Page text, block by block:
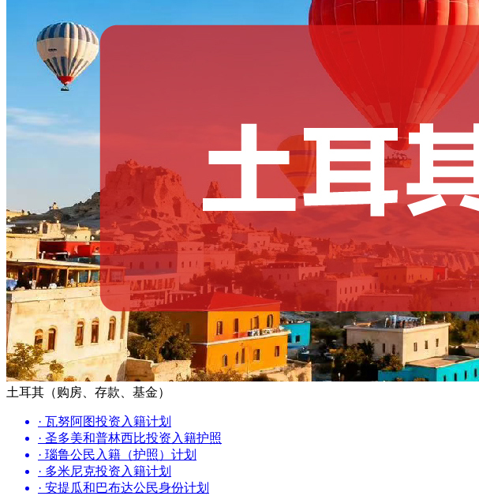
土耳其（购房、存款、基金）
· 瓦努阿图投资入籍计划
· 圣多美和普林西比投资入籍护照
· 瑙鲁公民入籍（护照）计划
· 多米尼克投资入籍计划
· 安提瓜和巴布达公民身份计划